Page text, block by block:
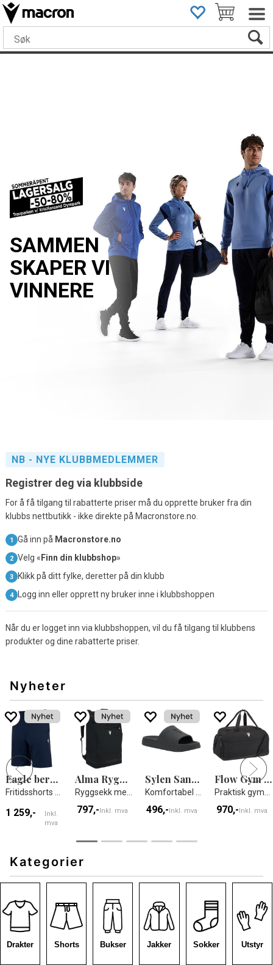
SAMMEN
SKAPER VI
VINNERE
NB - NYE KLUBBMEDLEMMER
Registrer deg via klubbside
For å få tilgang til rabatterte priser må du opprette bruker fra din
klubbs nettbutikk - ikke direkte på Macronstore.no.
Gå inn på Macronstore.no
Velg « Finn din klubbshop»
Klikk på ditt fylke, deretter på din klubb
Logg inn eller opprett ny bruker inne i klubbshoppen
Når du er logget inn via klubbshoppen, vil du få tilgang til klubbens
produkter og dine rabatterte priser.
Nyheter
Eagle bermuda
Fritidsshorts - Unisex
1 259,-
Inkl.
mva
Alma Ryggsekk
Ryggsekk med skallbunn
797,- Inkl. mva
Sylen Sandals
Komfortabel sandal - unisex
496,- Inkl. mva
Flow Gym Bag
Praktisk gymbag
970,- Inkl. mva
Kategorier
Drakter Shorts Bukser Jakker Sokker Utstyr